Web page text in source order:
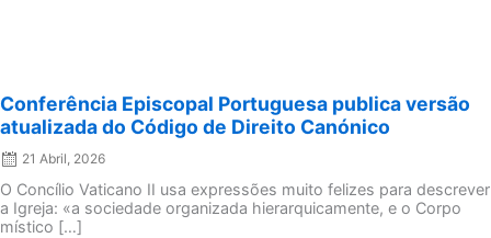
Conferência Episcopal Portuguesa publica versão
atualizada do Código de Direito Canónico
21 Abril, 2026
O Concílio Vaticano II usa expressões muito felizes para descrever
a Igreja: «a sociedade organizada hierarquicamente, e o Corpo
místico […]